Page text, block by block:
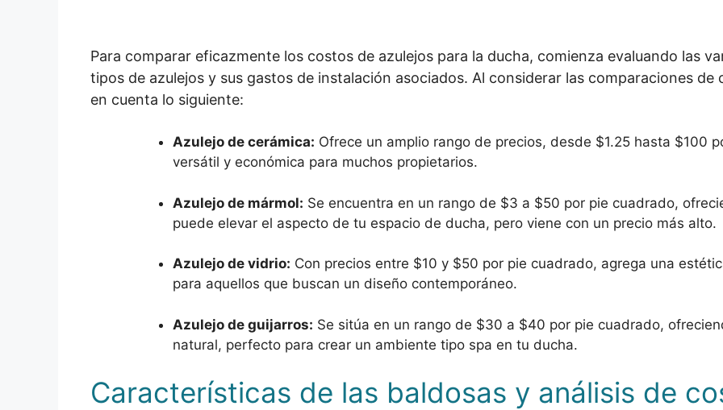
Para comparar eficazmente los costos de azulejos para la ducha, comienza evaluando las
tipos de azulejos y sus gastos de instalación asociados. Al considerar las comparaciones
en cuenta lo siguiente:
Azulejo de cerámica: Ofrece un amplio rango de precios, desde $1.25 hasta $100
versátil y económica para muchos propietarios.
Azulejo de mármol: Se encuentra en un rango de $3 a $50 por pie cuadrado,
puede elevar el aspecto de tu espacio de ducha, pero viene con un precio más alto.
Azulejo de vidrio: Con precios entre $10 y $50 por pie cuadrado, agrega una
para aquellos que buscan un diseño contemporáneo.
Azulejo de guijarros: Se sitúa en un rango de $30 a $40 por pie cuadrado,
natural, perfecto para crear un ambiente tipo spa en tu ducha.
Características de las baldosas y análisis de